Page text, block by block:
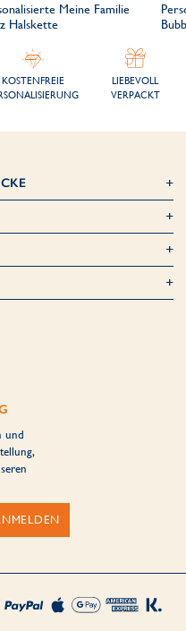
Meine Familie
Halskette
KOSTENFREIE
LIEBEVOLL
VERPACKT
und